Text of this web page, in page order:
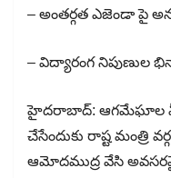
– అంతర్గత ఎజెండా పై
– విద్యారంగ నిపుణుల
హైదరాబాద్: ఆగమేఘాల
చేసేందుకు రాష్ట మంత్రి
ఆమోదముద్ర వేసి